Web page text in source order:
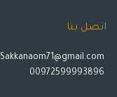
اتصل بنا
Sakkanaom71@gmail.com